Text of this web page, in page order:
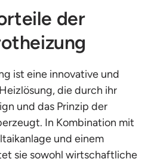
der
ist eine innovative und
die durch ihr
und das Prinzip der
In Kombination mit
und einem
sie sowohl wirtschaftliche